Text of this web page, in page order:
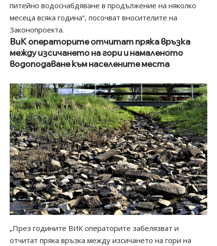
питейно водоснабдяване в продължение на няколко
месеца всяка година“, посочват вносителите на
Законопроекта.
ВиК операторите отчитат пряка връзка
между изсичането на гори и намаленото
водоподаване към населените места
„През годините ВИК операторите забелязват и
отчитат пряка връзка между изсичането на гори на